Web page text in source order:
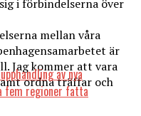
i förbindelserna över
mellan våra
är
Jag kommer att vara
ordna träffar och
av nya
fem regioner fatta